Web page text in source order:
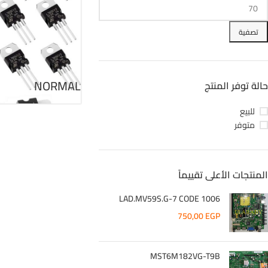
تصفية
حالة توفر المنتج
للبيع
متوفر
المنتجات الأعلى تقييماً
LAD.MV59S.G-7 CODE 1006
750,00EGP
MST6M182VG-T9B
NORMAL